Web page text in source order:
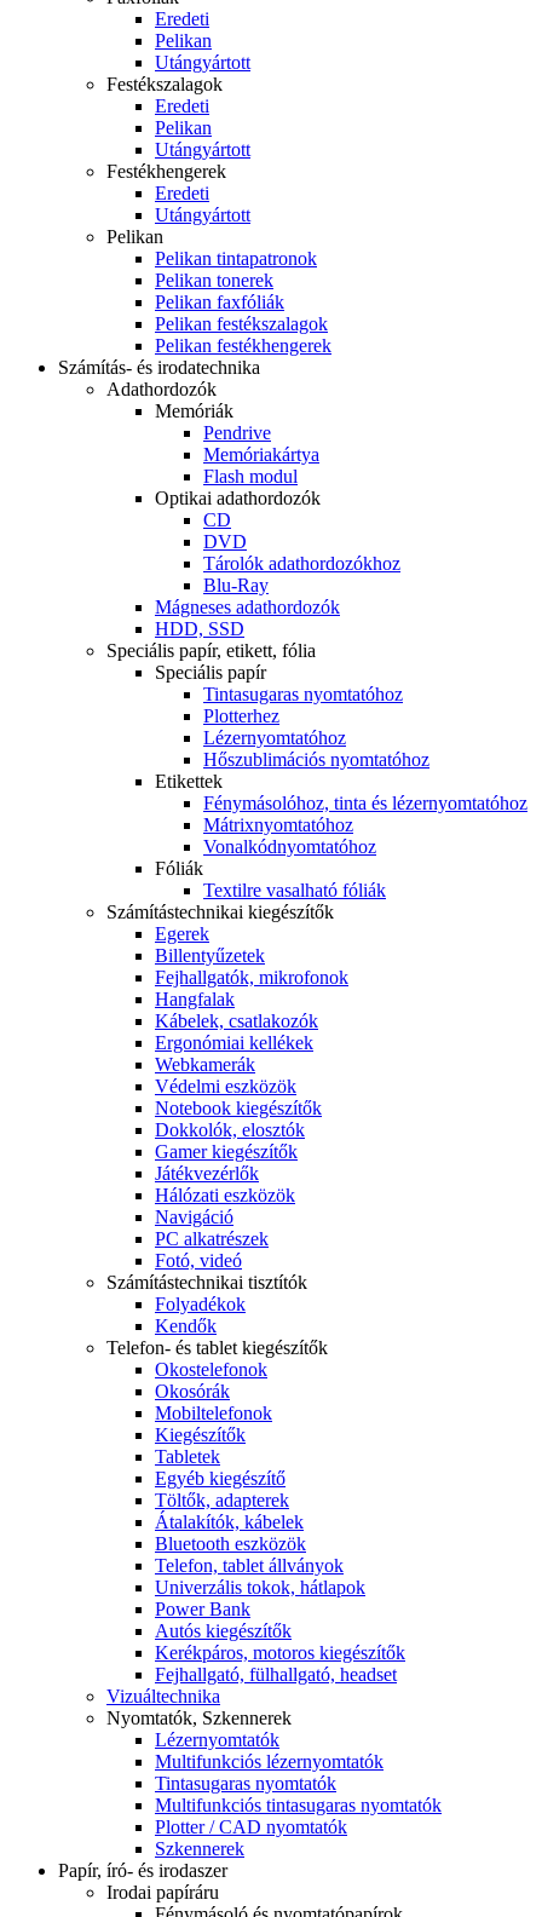
Eredeti
Pelikan
Utángyártott
Festékszalagok
Eredeti
Pelikan
Utángyártott
Festékhengerek
Eredeti
Utángyártott
Pelikan
Pelikan tintapatronok
Pelikan tonerek
Pelikan faxfóliák
Pelikan festékszalagok
Pelikan festékhengerek
Számítás- és irodatechnika
Adathordozók
Memóriák
Pendrive
Memóriakártya
Flash modul
Optikai adathordozók
CD
DVD
Tárolók adathordozókhoz
Blu-Ray
Mágneses adathordozók
HDD, SSD
Speciális papír, etikett, fólia
Speciális papír
Tintasugaras nyomtatóhoz
Plotterhez
Lézernyomtatóhoz
Hőszublimációs nyomtatóhoz
Etikettek
Fénymásolóhoz, tinta és lézernyomtatóhoz
Mátrixnyomtatóhoz
Vonalkódnyomtatóhoz
Fóliák
Textilre vasalható fóliák
Számítástechnikai kiegészítők
Egerek
Billentyűzetek
Fejhallgatók, mikrofonok
Hangfalak
Kábelek, csatlakozók
Ergonómiai kellékek
Webkamerák
Védelmi eszközök
Notebook kiegészítők
Dokkolók, elosztók
Gamer kiegészítők
Játékvezérlők
Hálózati eszközök
Navigáció
PC alkatrészek
Fotó, videó
Számítástechnikai tisztítók
Folyadékok
Kendők
Telefon- és tablet kiegészítők
Okostelefonok
Okosórák
Mobiltelefonok
Kiegészítők
Tabletek
Egyéb kiegészítő
Töltők, adapterek
Átalakítók, kábelek
Bluetooth eszközök
Telefon, tablet állványok
Univerzális tokok, hátlapok
Power Bank
Autós kiegészítők
Kerékpáros, motoros kiegészítők
Fejhallgató, fülhallgató, headset
Vizuáltechnika
Nyomtatók, Szkennerek
Lézernyomtatók
Multifunkciós lézernyomtatók
Tintasugaras nyomtatók
Multifunkciós tintasugaras nyomtatók
Plotter / CAD nyomtatók
Szkennerek
Papír, író- és irodaszer
Irodai papíráru